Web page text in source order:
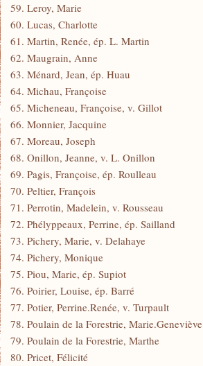
59. Leroy, Marie
60. Lucas, Charlotte
61. Martin, Renée, ép. L. Martin
62. Maugrain, Anne
63. Ménard, Jean, ép. Huau
64. Michau, Françoise
65. Micheneau, Françoise, v. Gillot
66. Monnier, Jacquine
67. Moreau, Joseph
68. Onillon, Jeanne, v. L. Onillon
69. Pagis, Françoise, ép. Roulleau
70. Peltier, François
71. Perrotin, Madelein, v. Rousseau
72. Phélyppeaux, Perrine, ép. Sailland
73. Pichery, Marie, v. Delahaye
74. Pichery, Monique
75. Piou, Marie, ép. Supiot
76. Poirier, Louise, ép. Barré
77. Potier, Perrine.Renée, v. Turpault
78. Poulain de la Forestrie, Marie.Geneviève
79. Poulain de la Forestrie, Marthe
80. Pricet, Félicité